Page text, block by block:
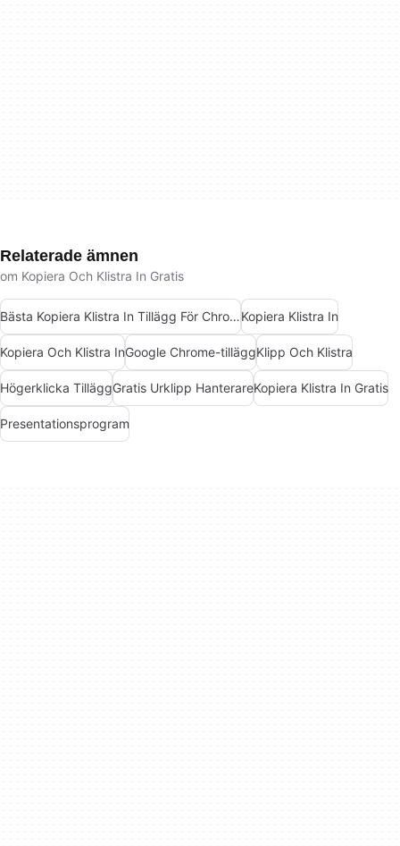
Relaterade ämnen
om Kopiera Och Klistra In Gratis
Bästa Kopiera Klistra In Tillägg För ChromeKopiera Klistra In
Kopiera Och Klistra InGoogle Chrome-tilläggKlipp Och Klistra
Högerklicka TilläggGratis Urklipp HanterareKopiera Klistra In Gratis
Presentationsprogram